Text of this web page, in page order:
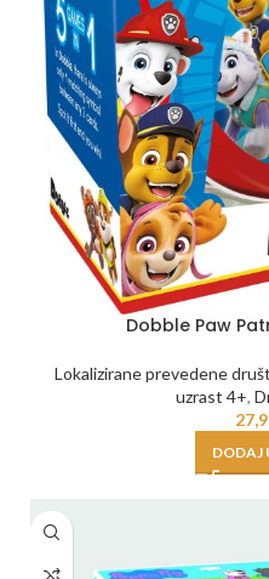
Dobble Paw
Lokalizirane prevedene
uzrast 4+,
DODAJ